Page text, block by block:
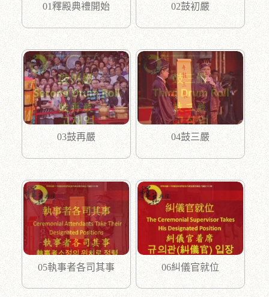
01釋殿典禮開始 02鼓初嚴
03鼓再嚴 04鼓三嚴
05執事者各司其事 06糾儀官就位